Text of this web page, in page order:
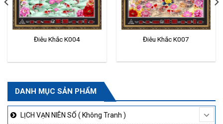
DANH MỤC SẢN PHẨM
LỊCH VẠN NIÊN SỐ ( Không Tranh )
Điêu Khắc K004 Điêu Khắc K007